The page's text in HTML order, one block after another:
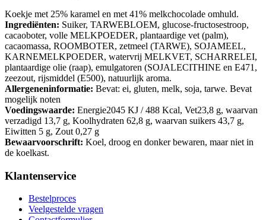
Koekje met 25% karamel en met 41% melkchocolade omhuld.
Ingrediënten: Suiker, TARWEBLOEM, glucose-fructosestroop,
cacaoboter, volle MELKPOEDER, plantaardige vet (palm),
cacaomassa, ROOMBOTER, zetmeel (TARWE), SOJAMEEL,
KARNEMELKPOEDER, watervrij MELKVET, SCHARRELEI,
plantaardige olie (raap), emulgatoren (SOJALECITHINE en E471,
zeezout, rijsmiddel (E500), natuurlijk aroma.
Allergeneninformatie: Bevat: ei, gluten, melk, soja, tarwe. Bevat
mogelijk noten
Voedingswaarde: Energie2045 KJ / 488 Kcal, Vet23,8 g, waarvan
verzadigd 13,7 g, Koolhydraten 62,8 g, waarvan suikers 43,7 g,
Eiwitten 5 g, Zout 0,27 g
Bewaarvoorschrift: Koel, droog en donker bewaren, maar niet in
de koelkast.
Klantenservice
Bestelproces
Veelgestelde vragen